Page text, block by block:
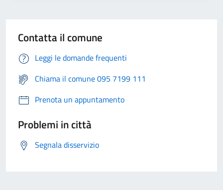
Contatta il comune
Leggi le domande frequenti
Chiama il comune 095 7199 111
Prenota un appuntamento
Problemi in città
Segnala disservizio